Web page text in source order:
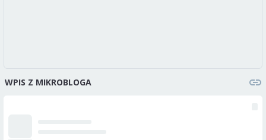
WPIS Z MIKROBLOGA